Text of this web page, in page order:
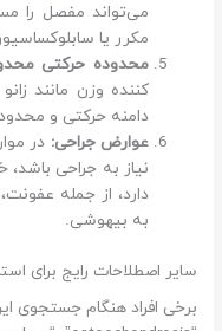
می‌تواند مفصل را
مکرر یا
محدوده حرکتی
کننده وزن مانند
دامنه حرکتی و
عوارض جراحی: در
نیاز به جراحی باشد،
دارد، از جمله
به بیهوشی.
سایر اصطلاحات رایج برای
برخی افراد هنگام جستجوی